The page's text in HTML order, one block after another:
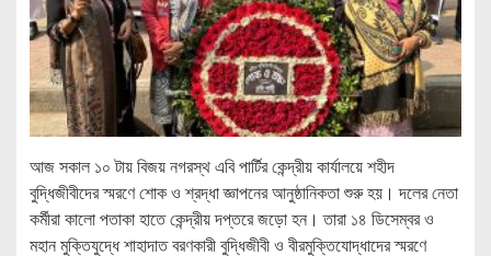
আজ সকাল ১০ টায় বিজয় নগরস্থ এবি পার্টির কেন্দ্রীয় কার্যালয়ে শহীদ
বুদ্ধিজীবীদের স্মরণে শোক ও শ্রদ্ধা জ্ঞাপনের আনুষ্ঠানিকতা শুরু হয়। দলের নেতা
কর্মীরা কালো পতাকা হাতে কেন্দ্রীয় দপ্তরে জড়ো হন। তারা ১৪ ডিসেম্বর ও
মহান মুক্তিযুদ্ধে শাহাদাত বরণকারী বুদ্ধিজীবী ও বীরমুক্তিযোদ্ধাদের স্মরণে